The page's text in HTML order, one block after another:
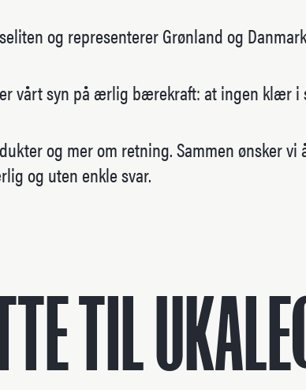
og representerer Grønland og
vårt syn på ærlig bærekraft: at ingen klær
og mer om retning. Sammen ønsker
og uten enkle svar.
TIL